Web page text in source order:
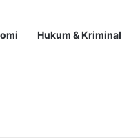
Hukum & Kriminal